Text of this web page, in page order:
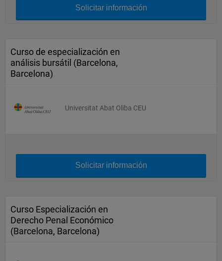
Solicitar información
Curso de especialización en
análisis bursátil (Barcelona,
Barcelona)
Universitat Abat Oliba CEU
Solicitar información
Curso Especialización en
Derecho Penal Económico
(Barcelona, Barcelona)